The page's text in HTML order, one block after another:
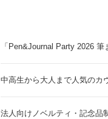
「Pen&Journal Party 2026
中高生から大人まで人気のカ
法人向けノベルティ・記念品